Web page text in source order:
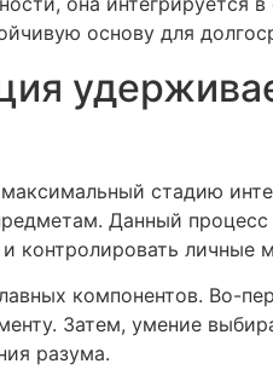
основу для
стадию
Данный
контролировать личные
компонентов. Во-
Затем, умение
разума.